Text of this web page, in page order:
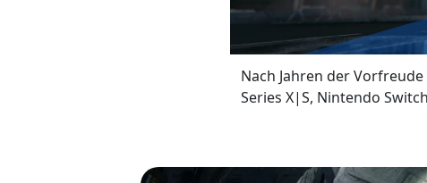
Nach Jahren der
Series X|S, Nintendo